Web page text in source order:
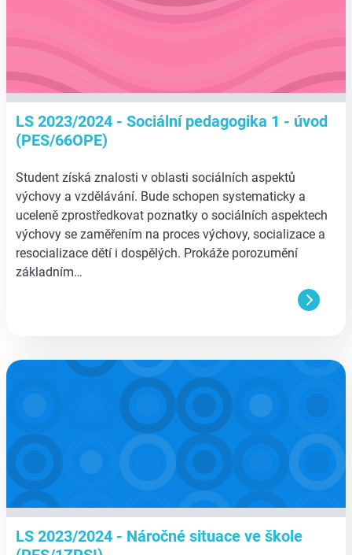
LS 2023/2024 - Sociální pedagogika 1 - úvod
(PES/66OPE)
Student získá znalosti v oblasti sociálních aspektů
výchovy a vzdělávání. Bude schopen systematicky a
uceleně zprostředkovat poznatky o sociálních aspektech
výchovy se zaměřením na proces výchovy, socializace a
resocializace dětí i dospělých. Prokáže porozumění
základním…
aa
LS 2023/2024 - Náročné situace ve škole